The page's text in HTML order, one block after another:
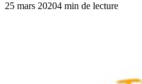
25 mars 20204 min de lecture